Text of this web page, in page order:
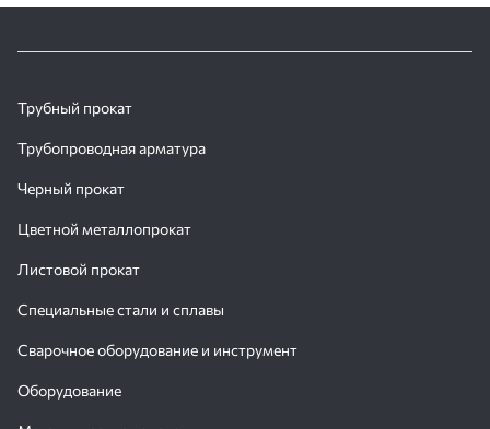
Трубный прокат
Трубопроводная арматура
Черный прокат
Цветной металлопрокат
Листовой прокат
Специальные стали и сплавы
Сварочное оборудование и инструмент
Оборудование